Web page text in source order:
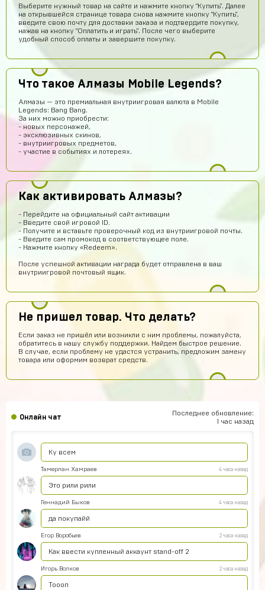
Выберите нужный товар на сайте и нажмите кнопку "Купить". Далее
на открывшейся странице товара снова нажмите кнопку "Купить",
введите свою почту для доставки заказа и подтвердите покупку,
нажав на кнопку "Оплатить и играть". После чего выберите
удобный способ оплаты и завершите покупку.
Что такое Алмазы Mobile Legends?
Алмазы — это премиальная внутриигровая валюта в Mobile
Legends: Bang Bang.
За них можно приобрести:
- новых персонажей,
- эксклюзивных скинов,
- внутриигровых предметов,
- участие в событиях и лотереях.
Как активировать Алмазы?
- Перейдите на официальный сайт активации
- Введите свой игровой ID.
- Получите и вставьте проверочный код из внутриигровой почты.
- Введите сам промокод в соответствующее поле.
- Нажмите кнопку «Redeem».
После успешной активации награда будет отправлена в ваш
внутриигровой почтовый ящик.
Не пришел товар. Что делать?
Если заказ не пришёл или возникли с ним проблемы, пожалуйста,
обратитесь в нашу службу поддержки. Найдем быстрое решение.
В случае, если проблему не удастся устранить, предложим замену
товара или оформим возврат средств.
Онлайн чат
Последнее обновление:
1 час назад
Pizdavam 14 часов назад
Помогите пж я ввёл не правильный эмаил но за аккаунт
уже заплатил подскажите что делать?
Техническая поддержка 13 часов назад
Обратитесь к нам в поддержку по контактам,
представленным на сайте. Вам обязательно
помогут получить заказ.
ЕК
Егор Карачев
Топ сайт!
Илья Чупраков
Подскажите как решить проблему с оплатой через
телефон, вечная загрузка
Артём Пащенко 11 часов назад
Топ
Vladimir Shumskiy 10 часов назад
Классный сайт и товары!
Там с верху есть твой акк в левом верхнем углу и
там у тебя 0 рублей на них нажимай и всё
привет всем
Ку всем
Тамерлан Хамраев 4 часа назад
Это рили рили
Геннадий Быков 4 часа назад
да покупайй
Егор Воробьев 2 часа назад
Как ввести купленный аккаунт stand-off 2
Игорь Волков 2 часа назад
Тоооп